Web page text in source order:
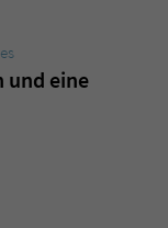
und eine
die
mit dem